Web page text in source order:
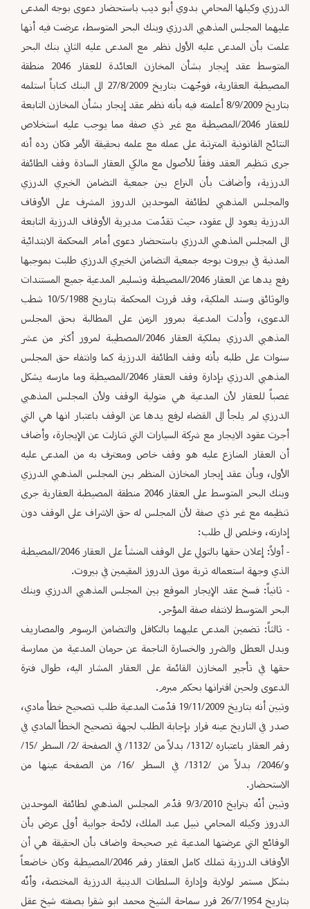
الدرزي وكيلها المحامي بدوي أبو ديب باستحضار دعوى بوجه المدعى
عليهما المجلس المذهبي الدرزي وبنك البحر المتوسط، عرضت فيه أنها
علمت بأن المدعى عليه الأول نظم مع المدعى عليه الثاني بنك البحر
المتوسط عقد إيجار بشأن المخازن العائدة للعقار 2046 منطقة
المصيطبة العقارية، فوجّهت بتاريخ 27/8/2009 الى البنك كتاباً استلمه
بتاريخ 8/9/2009 أعلمته فيه بأنه نظم عقد إيجار بشأن المخازن التابعة
للعقار 2046/المصيطبة مع غير ذي صفة مما يوجب عليه استخلاص
النتائج القانونية المترتبة على عمله مع علمه بحقيقة الأمر فكان رده أنه
جرى تنظيم العقد وفقاً للأصول مع مالكي العقار السادة وقف الطائفة
الدرزية، وأضافت بأن النزاع بين جمعية التضامن الخيري الدرزي
والمجلس المذهبي لطائفة الموحدين الدروز المشرف على الأوقاف
الدرزية يعود الى عقود، حيث تقدّمت مديرية الأوقاف الدرزية التابعة
الى المجلس المذهبي الدرزي باستحضار دعوى أمام المحكمة الابتدائية
المدنية في بيروت بوجه جمعية التضامن الخيري الدرزي طلبت بموجبها
رفع يدها عن العقار 2046/المصيطبة وتسليم المدعية جميع المستندات
والوثائق وسند الملكية، وقد قررت المحكمة بتاريخ 10/5/1988 شطب
الدعوى، وأدلت المدعية بمرور الزمن على المطالبة بحق المجلس
المذهبي الدرزي بملكية العقار 2046/المصطيبة لمرور أكثر من عشر
سنوات على طلبه بأنه وقف الطائفة الدرزية كما وانتفاء حق المجلس
المذهبي الدرزي بإدارة وقف العقار 2046/المصيطبة وما مارسه يشكل
غصباً للعقار لأن المدعية هي متولية الوقف ولأن المجلس المذهبي
الدرزي لم يلجأ الى القضاء لرفع يدها عن الوقف باعتبار انها هي التي
أجرت عقود الايجار مع شركة السيارات التي تنازلت عن الإيجارة، وأضاف
أن العقار المنازع عليه هو وقف خاص ومعترف به من المدعى عليه
الأول، وبأن عقد إيجار المخازن المنظم بين المجلس المذهبي الدرزي
وبنك البحر المتوسط على العقار 2046 منطقة المصيطبة العقارية جرى
تنظيمه مع غير ذي صفة لأن المجلس له حق الاشراف على الوقف دون
إدارته، وخلص الى طلب:
- أولاً: إعلان حقها بالتولي على الوقف المنشأ على العقار 2046/المصيطبة
الذي وجهة استعماله تربة موتى الدروز المقيمين في بيروت.
- ثانياً: فسخ عقد الإيجار الموقع بين المجلس المذهبي الدرزي وبنك
البحر المتوسط لانتفاء صفة المؤجر.
- ثالثاً: تضمين المدعى عليهما بالتكافل والتضامن الرسوم والمصاريف
وبدل العطل والضرر والخسارة الناجمة عن حرمان المدعية من ممارسة
حقها في تأجير المخازن القائمة على العقار المشار اليه، طوال فترة
الدعوى ولحين اقترانها بحكم مبرم.
وتبين أنه بتاريخ 19/11/2009 قدّمت المدعية طلب تصحيح خطأ مادي،
صدر في التاريخ عينه قرار بإجابة الطلب لجهة تصحيح الخطأ المادي في
رقم العقار باعتباره /1312/ بدلاً من /1132/ في الصفحة /2/ السطر /15/
و/2046/ بدلاً من /1312/ في السطر /16/ من الصفحة عينها من
الاستحضار.
وتبين أنّه بترايخ 9/3/2010 قدّم المجلس المذهبي لطائفة الموحدين
الدروز وكيله المحامي نبيل عبد الملك، لائحة جوابية أولى عرض بأن
الوقائع التي عرضتها المدعية غير صحيحة واضاف بأن الحقيقة هي أن
الأوقاف الدرزية تملك كامل العقار رقم 2046/المصيطبة وكان خاضعاً
بشكل مستمر لولاية وإدارة السلطات الدينية الدرزية المختصة، وأنّه
بتاريخ 26/7/1954 قرر سماحة الشيخ محمد ابو شقرا بصفته شيخ عقل